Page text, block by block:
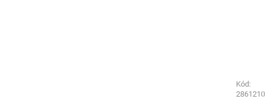
Kód:
Kód: